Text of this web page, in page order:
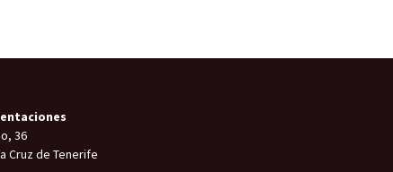
36
Cruz de Tenerife